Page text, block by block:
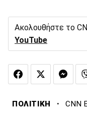
Ακολουθήστε το
YouTube
ΠΟΛΙΤΙΚΗ · CNN